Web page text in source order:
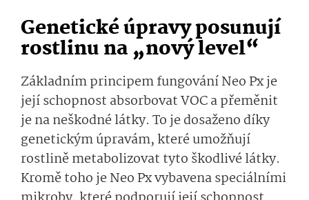
Genetické úpravy posunují
rostlinu na „nový level“
Základním principem fungování Neo Px je
její schopnost absorbovat VOC a přeměnit
je na neškodné látky. To je dosaženo díky
genetickým úpravám, které umožňují
rostlině metabolizovat tyto škodlivé látky.
Kromě toho je Neo Px vybavena speciálními